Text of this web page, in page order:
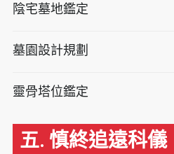
陰宅墓地鑑定
墓園設計規劃
靈骨塔位鑑定
五. 慎終追遠科儀